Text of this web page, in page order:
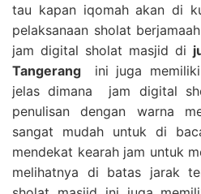
tau kapan iqomah akan di
pelaksanaan sholat
jam digital sholat masjid di
Tangerang
ini juga
jelas dimana jam digital
penulisan dengan warna
sangat mudah untuk di
mendekat kearah jam untuk
melihatnya di batas jarak